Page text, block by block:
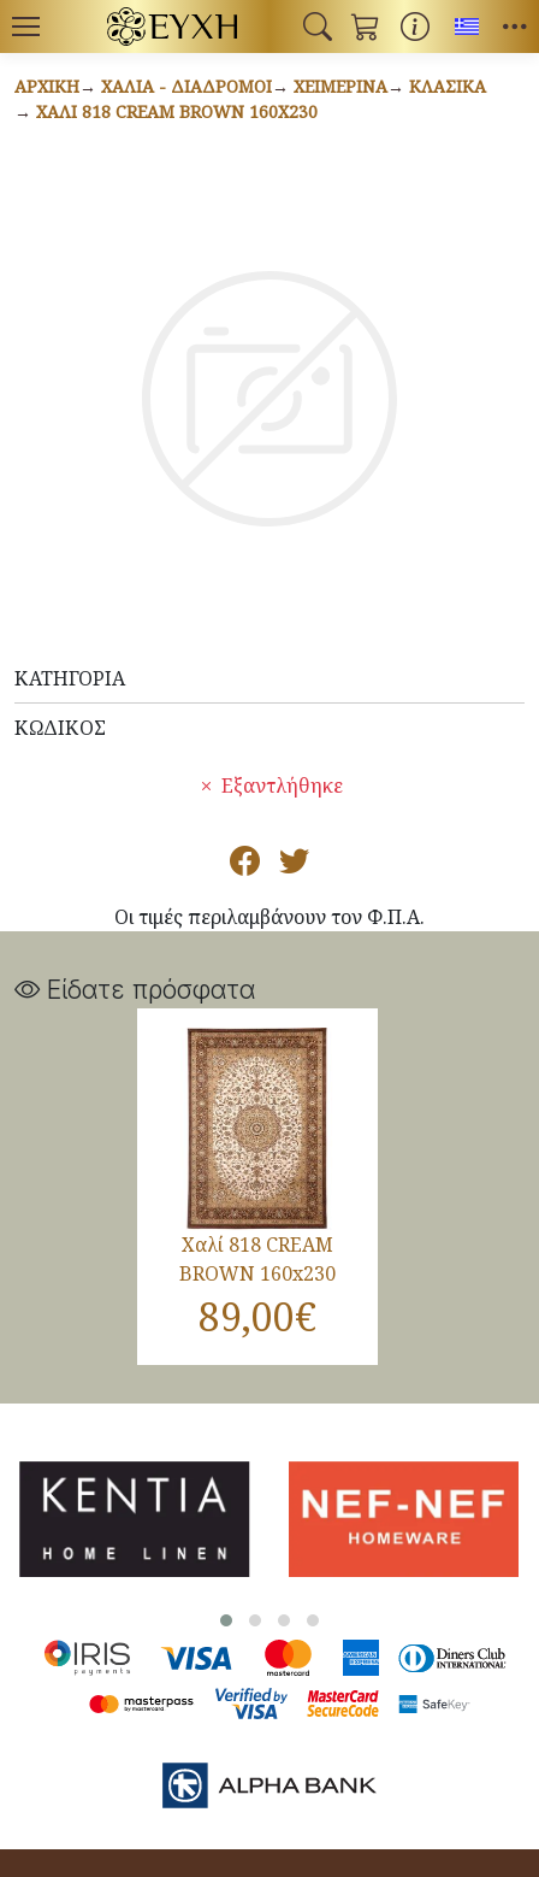
ΑΡΧΙΚΉ ΧΑΛΙΆ - ΔΙΆΔΡΟΜΟΙ ΧΕΙΜΕΡΙΝΆ
ΚΛΑΣΙΚΆ
ΧΑΛΊ 818 CREAM BROWN 160X230
ΚΑΤΗΓΟΡΊΑ
ΚΩΔΙΚΌΣ
Εξαντλήθηκε
Οι τιμές περιλαμβάνουν τον Φ.Π.Α.
Είδατε πρόσφατα
Χαλί 818 CREAM
BROWN 160x230
89,00€